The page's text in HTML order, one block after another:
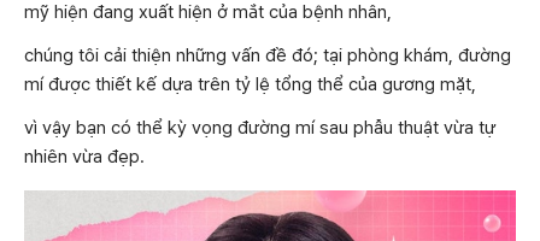
mỹ hiện đang xuất hiện ở mắt của bệnh nhân,
chúng tôi cải thiện những vấn đề đó; tại phòng khám, đường
mí được thiết kế dựa trên tỷ lệ tổng thể của gương mặt,
vì vậy bạn có thể kỳ vọng đường mí sau phẫu thuật vừa tự
nhiên vừa đẹp.